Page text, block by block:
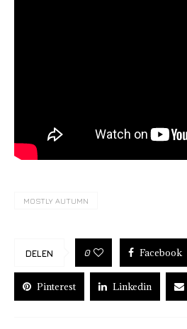
MOSTLY AUTUMN
DELEN 0 Facebook
Pinterest Linkedin